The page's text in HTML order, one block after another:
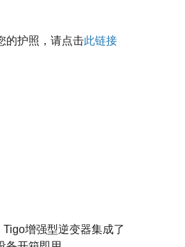
的护照，请点击此链接
增强型逆变器集成了